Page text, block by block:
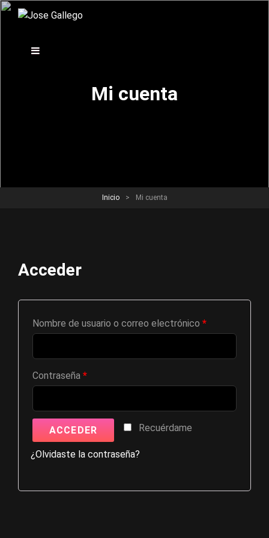
Mi cuenta
Inicio > Mi cuenta
Acceder
Nombre de usuario o correo electrónico *
Contraseña *
Recuérdame
ACCEDER
¿Olvidaste la contraseña?